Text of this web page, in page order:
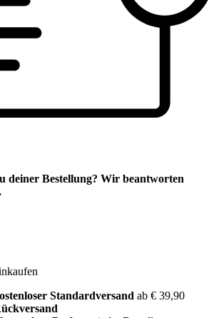
deiner Bestellung? Wir beantworten
Standardversand ab € 39,90